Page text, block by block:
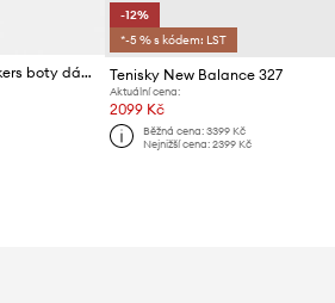
New Balance 2000 sneakers boty dámské
-12%
*-5 % s kódem: LST
Tenisky New Balance 327
Aktuální cena:
2099 Kč
Běžná cena: 3399 Kč
Nejnižší cena: 2399 Kč